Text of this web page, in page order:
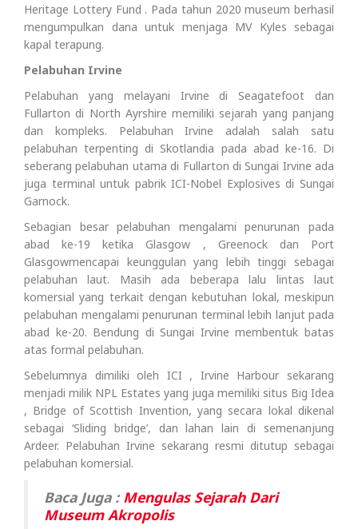
Heritage Lottery Fund . Pada tahun 2020 museum berhasil
mengumpulkan dana untuk menjaga MV Kyles sebagai
kapal terapung.
Pelabuhan Irvine
Pelabuhan yang melayani Irvine di Seagatefoot dan
Fullarton di North Ayrshire memiliki sejarah yang panjang
dan kompleks. Pelabuhan Irvine adalah salah satu
pelabuhan terpenting di Skotlandia pada abad ke-16. Di
seberang pelabuhan utama di Fullarton di Sungai Irvine ada
juga terminal untuk pabrik ICI-Nobel Explosives di Sungai
Garnock.
Sebagian besar pelabuhan mengalami penurunan pada
abad ke-19 ketika Glasgow , Greenock dan Port
Glasgowmencapai keunggulan yang lebih tinggi sebagai
pelabuhan laut. Masih ada beberapa lalu lintas laut
komersial yang terkait dengan kebutuhan lokal, meskipun
pelabuhan mengalami penurunan terminal lebih lanjut pada
abad ke-20. Bendung di Sungai Irvine membentuk batas
atas formal pelabuhan.
Sebelumnya dimiliki oleh ICI , Irvine Harbour sekarang
menjadi milik NPL Estates yang juga memiliki situs Big Idea
, Bridge of Scottish Invention, yang secara lokal dikenal
sebagai ‘Sliding bridge’, dan lahan lain di semenanjung
Ardeer. Pelabuhan Irvine sekarang resmi ditutup sebagai
pelabuhan komersial.
Baca Juga : Mengulas Sejarah Dari
Museum Akropolis